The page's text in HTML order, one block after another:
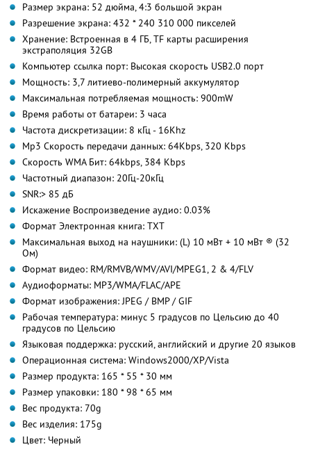
Размер экрана: 52 дюйма, 4:3 большой экран
Разрешение экрана: 432 * 240 310 000 пикселей
Хранение: Встроенная в 4 ГБ, TF карты расширения
экстраполяция 32GB
Компьютер ссылка порт: Высокая скорость USB2.0 порт
Мощность: 3,7 литиево-полимерный аккумулятор
Максимальная потребляемая мощность: 900mW
Время работы от батареи: 3 часа
Частота дискретизации: 8 кГц - 16Khz
Mp3 Скорость передачи данных: 64Kbps, 320 Kbps
Скорость WMA Бит: 64kbps, 384 Kbps
Частотный диапазон: 20Гц-20кГц
SNR:> 85 дБ
Искажение Воспроизведение аудио: 0.03%
Формат Электронная книга: TXT
Максимальная выход на наушники: (L) 10 мВт + 10 мВт ® (32
Ом)
Формат видео: RM/RMVB/WMV/AVI/MPEG1, 2 & 4/FLV
Аудиоформаты: MP3/WMA/FLAC/APE
Формат изображения: JPEG / BMP / GIF
Рабочая температура: минус 5 градусов по Цельсию до 40
градусов по Цельсию
Языковая поддержка: русский, английский и другие 20 языков
Операционная система: Windows2000/XP/Vista
Размер продукта: 165 * 55 * 30 мм
Размер упаковки: 180 * 98 * 65 мм
Вес продукта: 70g
Вес изделия: 175g
Цвет: Черный